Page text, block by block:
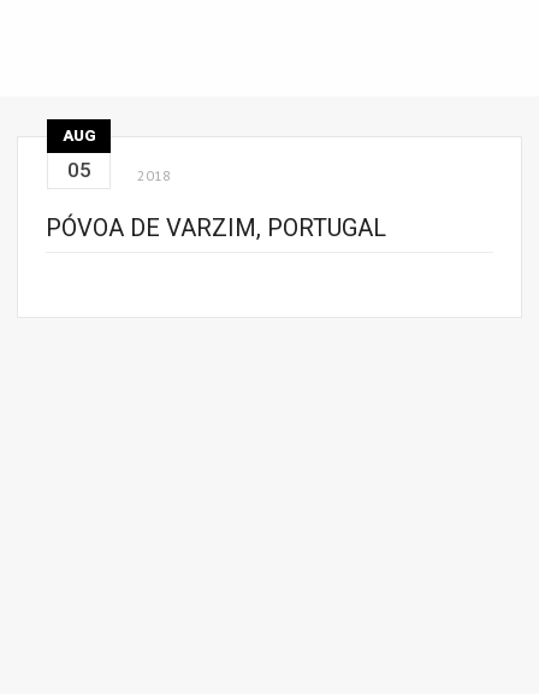
AUG
05 2018
PÓVOA DE VARZIM, PORTUGAL